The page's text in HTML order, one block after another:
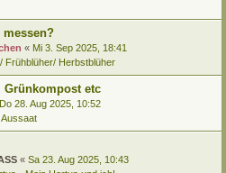
messen?
« Mi 3. Sep 2025, 18:41
Frühblüher/ Herbstblüher
Grünkompost etc
Do 28. Aug 2025, 10:52
« Sa 23. Aug 2025, 10:43